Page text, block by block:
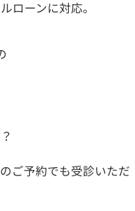
ローンに対応。
ご予約でも受診いただ